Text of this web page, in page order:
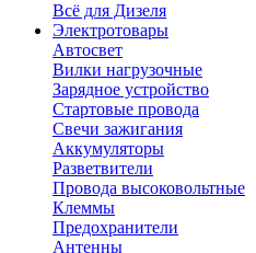
Всё для Дизеля
Электротовары
Автосвет
Вилки нагрузочные
Зарядное устройство
Стартовые провода
Свечи зажигания
Аккумуляторы
Разветвители
Провода высоковольтные
Клеммы
Предохранители
Антенны